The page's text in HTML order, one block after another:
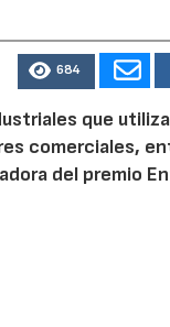
684
que
comerciales,
del premio